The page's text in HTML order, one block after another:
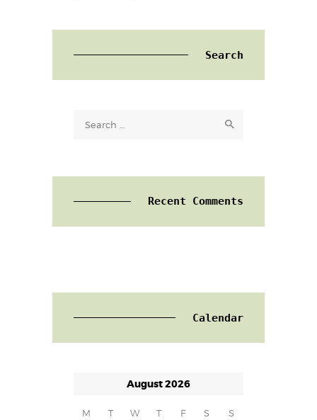
Search
for:
Recent Comments
Calendar
August 2026
M T W T F S
S